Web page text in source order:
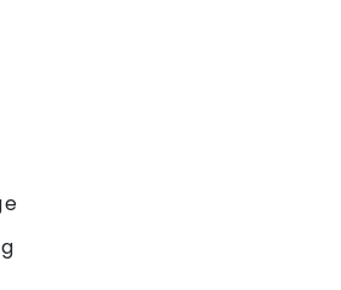
Firmware- und
in einem